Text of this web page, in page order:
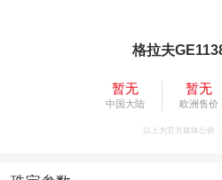
格拉夫
暂无
中国大陆
暂无
欧洲售价
以上为官方媒体公价